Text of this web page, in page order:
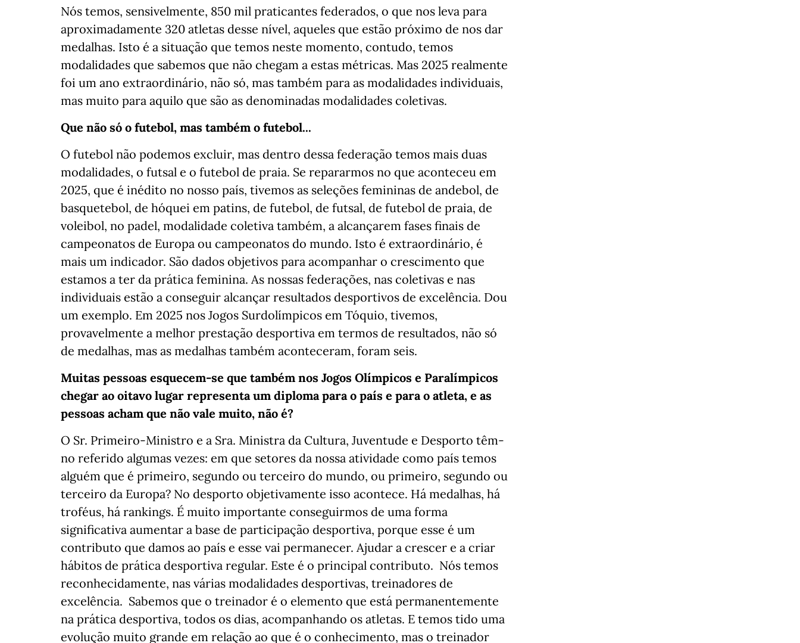
Nós temos, sensivelmente, 850 mil praticantes federados, o que nos leva para
aproximadamente 320 atletas desse nível, aqueles que estão próximo de nos dar
medalhas. Isto é a situação que temos neste momento, contudo, temos
modalidades que sabemos que não chegam a estas métricas. Mas 2025 realmente
foi um ano extraordinário, não só, mas também para as modalidades individuais,
mas muito para aquilo que são as denominadas modalidades coletivas.
Que não só o futebol, mas também o futebol...
O futebol não podemos excluir, mas dentro dessa federação temos mais duas
modalidades, o futsal e o futebol de praia. Se repararmos no que aconteceu em
2025, que é inédito no nosso país, tivemos as seleções femininas de andebol, de
basquetebol, de hóquei em patins, de futebol, de futsal, de futebol de praia, de
voleibol, no padel, modalidade coletiva também, a alcançarem fases finais de
campeonatos de Europa ou campeonatos do mundo. Isto é extraordinário, é
mais um indicador. São dados objetivos para acompanhar o crescimento que
estamos a ter da prática feminina. As nossas federações, nas coletivas e nas
individuais estão a conseguir alcançar resultados desportivos de excelência. Dou
um exemplo. Em 2025 nos Jogos Surdolímpicos em Tóquio, tivemos,
provavelmente a melhor prestação desportiva em termos de resultados, não só
de medalhas, mas as medalhas também aconteceram, foram seis.
Muitas pessoas esquecem-se que também nos Jogos Olímpicos e Paralímpicos
chegar ao oitavo lugar representa um diploma para o país e para o atleta, e as
pessoas acham que não vale muito, não é?
O Sr. Primeiro-Ministro e a Sra. Ministra da Cultura, Juventude e Desporto têm-
no referido algumas vezes: em que setores da nossa atividade como país temos
alguém que é primeiro, segundo ou terceiro do mundo, ou primeiro, segundo ou
terceiro da Europa? No desporto objetivamente isso acontece. Há medalhas, há
troféus, há rankings. É muito importante conseguirmos de uma forma
significativa aumentar a base de participação desportiva, porque esse é um
contributo que damos ao país e esse vai permanecer. Ajudar a crescer e a criar
hábitos de prática desportiva regular. Este é o principal contributo. Nós temos
reconhecidamente, nas várias modalidades desportivas, treinadores de
excelência. Sabemos que o treinador é o elemento que está permanentemente
na prática desportiva, todos os dias, acompanhando os atletas. E temos tido uma
evolução muito grande em relação ao que é o conhecimento, mas o treinador